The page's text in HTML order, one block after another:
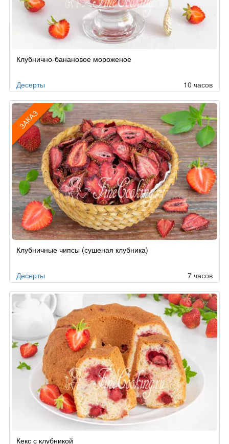
Клубнично-банановое мороженое
Десерты 10 часов
ЗАКАЗ
поКлубничные чипсы (сушеная клубника)
Десерты 7 часов
Кекс с клубникой